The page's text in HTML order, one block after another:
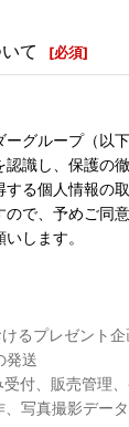
て [必須]
グループ（以
識し、保護の
る個人情報の
ので、予めご同
します。
るプレゼント企
発送
付、販売管理
写真撮影デー